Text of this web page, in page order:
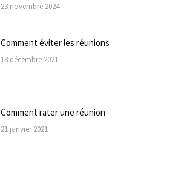
23 novembre 2024
Comment éviter les réunions
18 décembre 2021
Comment rater une réunion
21 janvier 2021